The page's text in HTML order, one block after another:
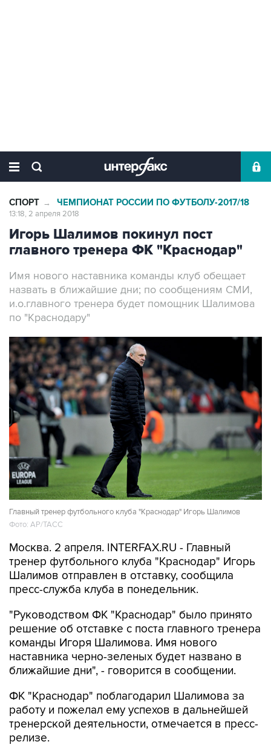
СПОРТ → ЧЕМПИОНАТ РОССИИ ПО ФУТБОЛУ-2017/18
13:18, 2 апреля 2018
Игорь Шалимов покинул пост
главного тренера ФК "Краснодар"
Имя нового наставника команды клуб обещает
назвать в ближайшие дни; по сообщениям СМИ,
и.о.главного тренера будет помощник Шалимова
по "Краснодару"
Главный тренер футбольного клуба "Краснодар" Игорь Шалимов
Фото: AP/ТАСС
Москва. 2 апреля. INTERFAX.RU - Главный
тренер футбольного клуба "Краснодар" Игорь
Шалимов отправлен в отставку, сообщила
пресс-служба клуба в понедельник.
"Руководством ФК "Краснодар" было принято
решение об отставке с поста главного тренера
команды Игоря Шалимова. Имя нового
наставника черно-зеленых будет названо в
ближайшие дни", - говорится в сообщении.
ФК "Краснодар" поблагодарил Шалимова за
работу и пожелал ему успехов в дальнейшей
тренерской деятельности, отмечается в пресс-
релизе.